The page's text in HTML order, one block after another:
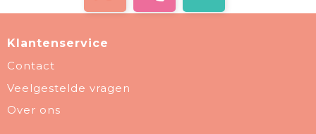
Klantenservice
Contact
Veelgestelde vragen
Over ons